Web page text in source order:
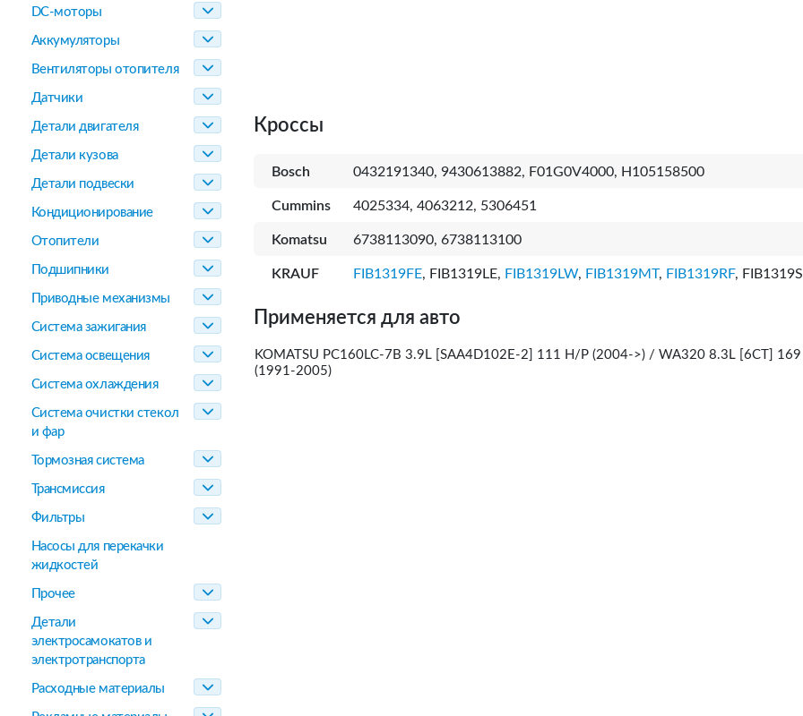
DC-моторы
Аккумуляторы
Вентиляторы отопителя
Датчики
Детали двигателя
Детали кузова
Детали подвески
Кондиционирование
Отопители
Подшипники
Приводные механизмы
Система зажигания
Система освещения
Система охлаждения
Система очистки стекол
и фар
Тормозная система
Трансмиссия
Фильтры
Насосы для перекачки
жидкостей
Прочее
Детали
электросамокатов и
электротранспорта
Расходные материалы
Кроссы
Bosch 0432191340, 9430613882, F01G0V4000, H105158500
Cummins 4025334, 4063212, 5306451
Komatsu 6738113090, 6738113100
KRAUF FIB1319FE, FIB1319LE, FIB1319LW, FIB1319MT, FIB1319RF,
Применяется для авто
KOMATSU PC160LC-7B 3.9L [SAA4D102E-2] 111 H/P (2004->) / WA320 8.3L [6CT]
(1991-2005)